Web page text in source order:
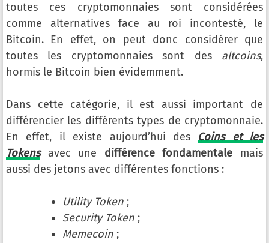
toutes ces cryptomonnaies sont considérées
comme alternatives face au roi incontesté, le
Bitcoin. En effet, on peut donc considérer que
toutes les cryptomonnaies sont des altcoins,
hormis le Bitcoin bien évidemment.
Dans cette catégorie, il est aussi important de
différencier les différents types de cryptomonnaie.
En effet, il existe aujourd’hui des Coins et les
Tokensavec une différence fondamentale mais
aussi des jetons avec différentes fonctions :
Utility Token ;
Security Token ;
Memecoin ;